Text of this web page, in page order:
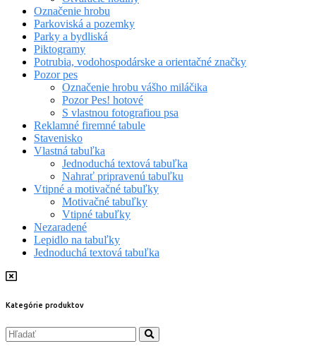
Označenie hrobu
Parkoviská a pozemky
Parky a bydliská
Piktogramy
Potrubia, vodohospodárske a orientačné značky
Pozor pes
Označenie hrobu vášho miláčika
Pozor Pes! hotové
S vlastnou fotografiou psa
Reklamné firemné tabule
Stavenisko
Vlastná tabuľka
Jednoduchá textová tabuľka
Nahrať pripravenú tabuľku
Vtipné a motivačné tabuľky
Motivačné tabuľky
Vtipné tabuľky
Nezaradené
Lepidlo na tabuľky
Jednoduchá textová tabuľka
Kategórie produktov